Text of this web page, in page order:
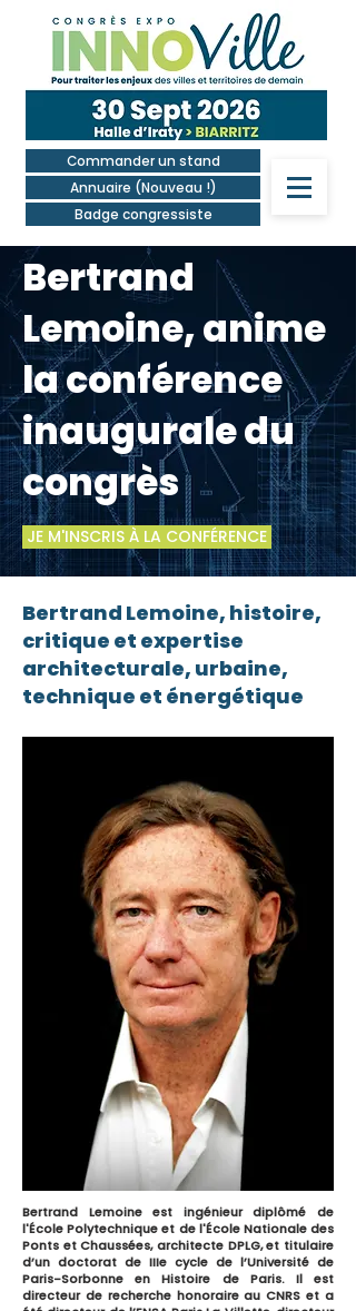
Annuaire (Nouveau !)
Commander un stand
Badge congressiste
Bertrand
Lemoine, anime
la conférence
inaugurale du
congrès
JE M'INSCRIS À LA CONFÉRENCE
Bertrand Lemoine, histoire,
critique et expertise
architecturale, urbaine,
technique et énergétique
Bertrand Lemoine est ingénieur diplômé de
l'École Polytechnique et de l'École Nationale des
Ponts et Chaussées, architecte DPLG, et titulaire
d’un doctorat de IIIe cycle de l’Université de
Paris-Sorbonne en Histoire de Paris. Il est
directeur de recherche honoraire au CNRS et a